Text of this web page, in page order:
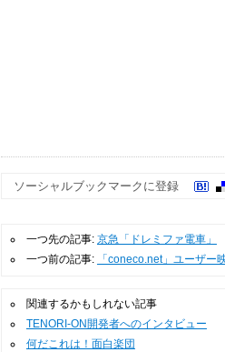
ソーシャルブックマークに登録
一つ先の記事: 京急「ドレミファ電車」
一つ前の記事:
「coneco.net」ユーザー
関連するかもしれない記事
TENORI-ON開発者へのインタビュー
何だこれは！面白楽団